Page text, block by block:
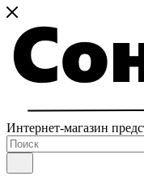
Интернет-магазин